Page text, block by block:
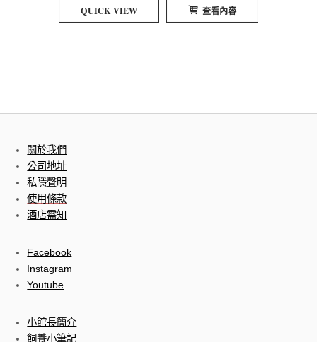
QUICK VIEW 查看內容
關於我們
公司地址
私隱聲明
使用條款
酒店需知
Facebook
Instagram
Youtube
小館長簡介
飼養小筆記